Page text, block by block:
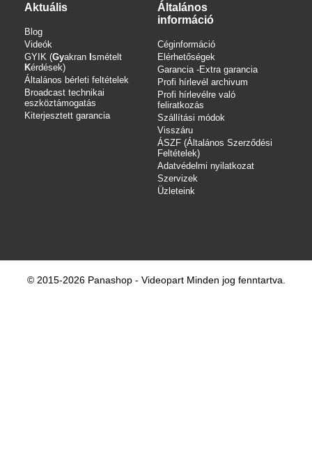
Aktuális
Blog
Videók
GYIK (Gyakran Ismételt
Kérdések)
Általános bérleti feltételek
Broadcast technikai
eszköztámogatás
Kiterjesztett garancia
Általános
információ
Céginformáció
Elérhetőségek
Garancia -Extra garancia
Profi hírlevél archivum
Profi hírlevélre való
feliratkozás
Szállítási módok
Visszáru
ÁSZF (Általános Szerződési
Feltételek)
Adatvédelmi nyilatkozat
Szervizek
Üzleteink
© 2015-2026 Panashop - Videopart Minden jog fenntartva.